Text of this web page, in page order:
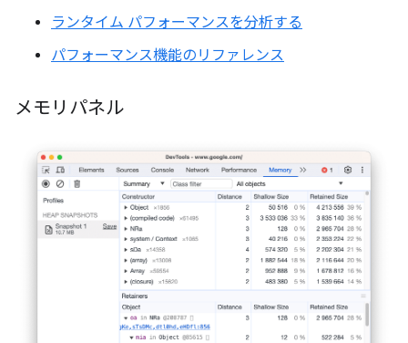
ランタイム パフォーマンスを分析する
パフォーマンス機能のリファレンス
メモリパネル